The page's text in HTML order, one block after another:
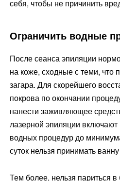
себя, чтобы не причинить
Ограничить водные
После сеанса эпиляции
на коже, сходные с теми, что
загара. Для скорейшего
покрова по окончании
нанести заживляющее
лазерной эпиляции включают
водных процедур до
суток нельзя принимать
Тем более, нельзя париться